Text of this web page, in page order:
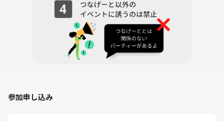
参加申し込み